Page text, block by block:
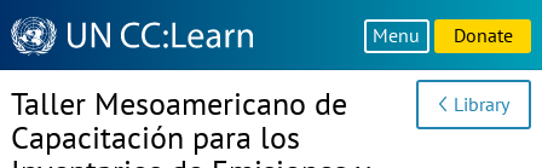
Knowledge
Sharing
Platform
Menu Donate
Taller Mesoamericano de
Capacitación para los
Library